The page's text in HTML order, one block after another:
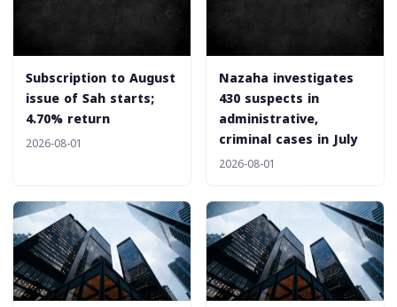
‎Subscription to August
issue of Sah starts;
4.70% return
2026-08-01
‎Nazaha investigates
430 suspects in
administrative,
criminal cases in July
2026-08-01